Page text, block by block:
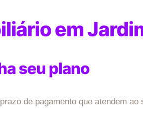
em
seu plano
de pagamento que atendem ao